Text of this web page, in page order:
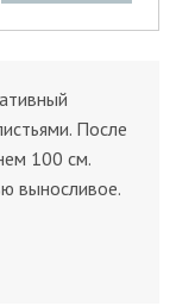
После
100 см.
выносливое.